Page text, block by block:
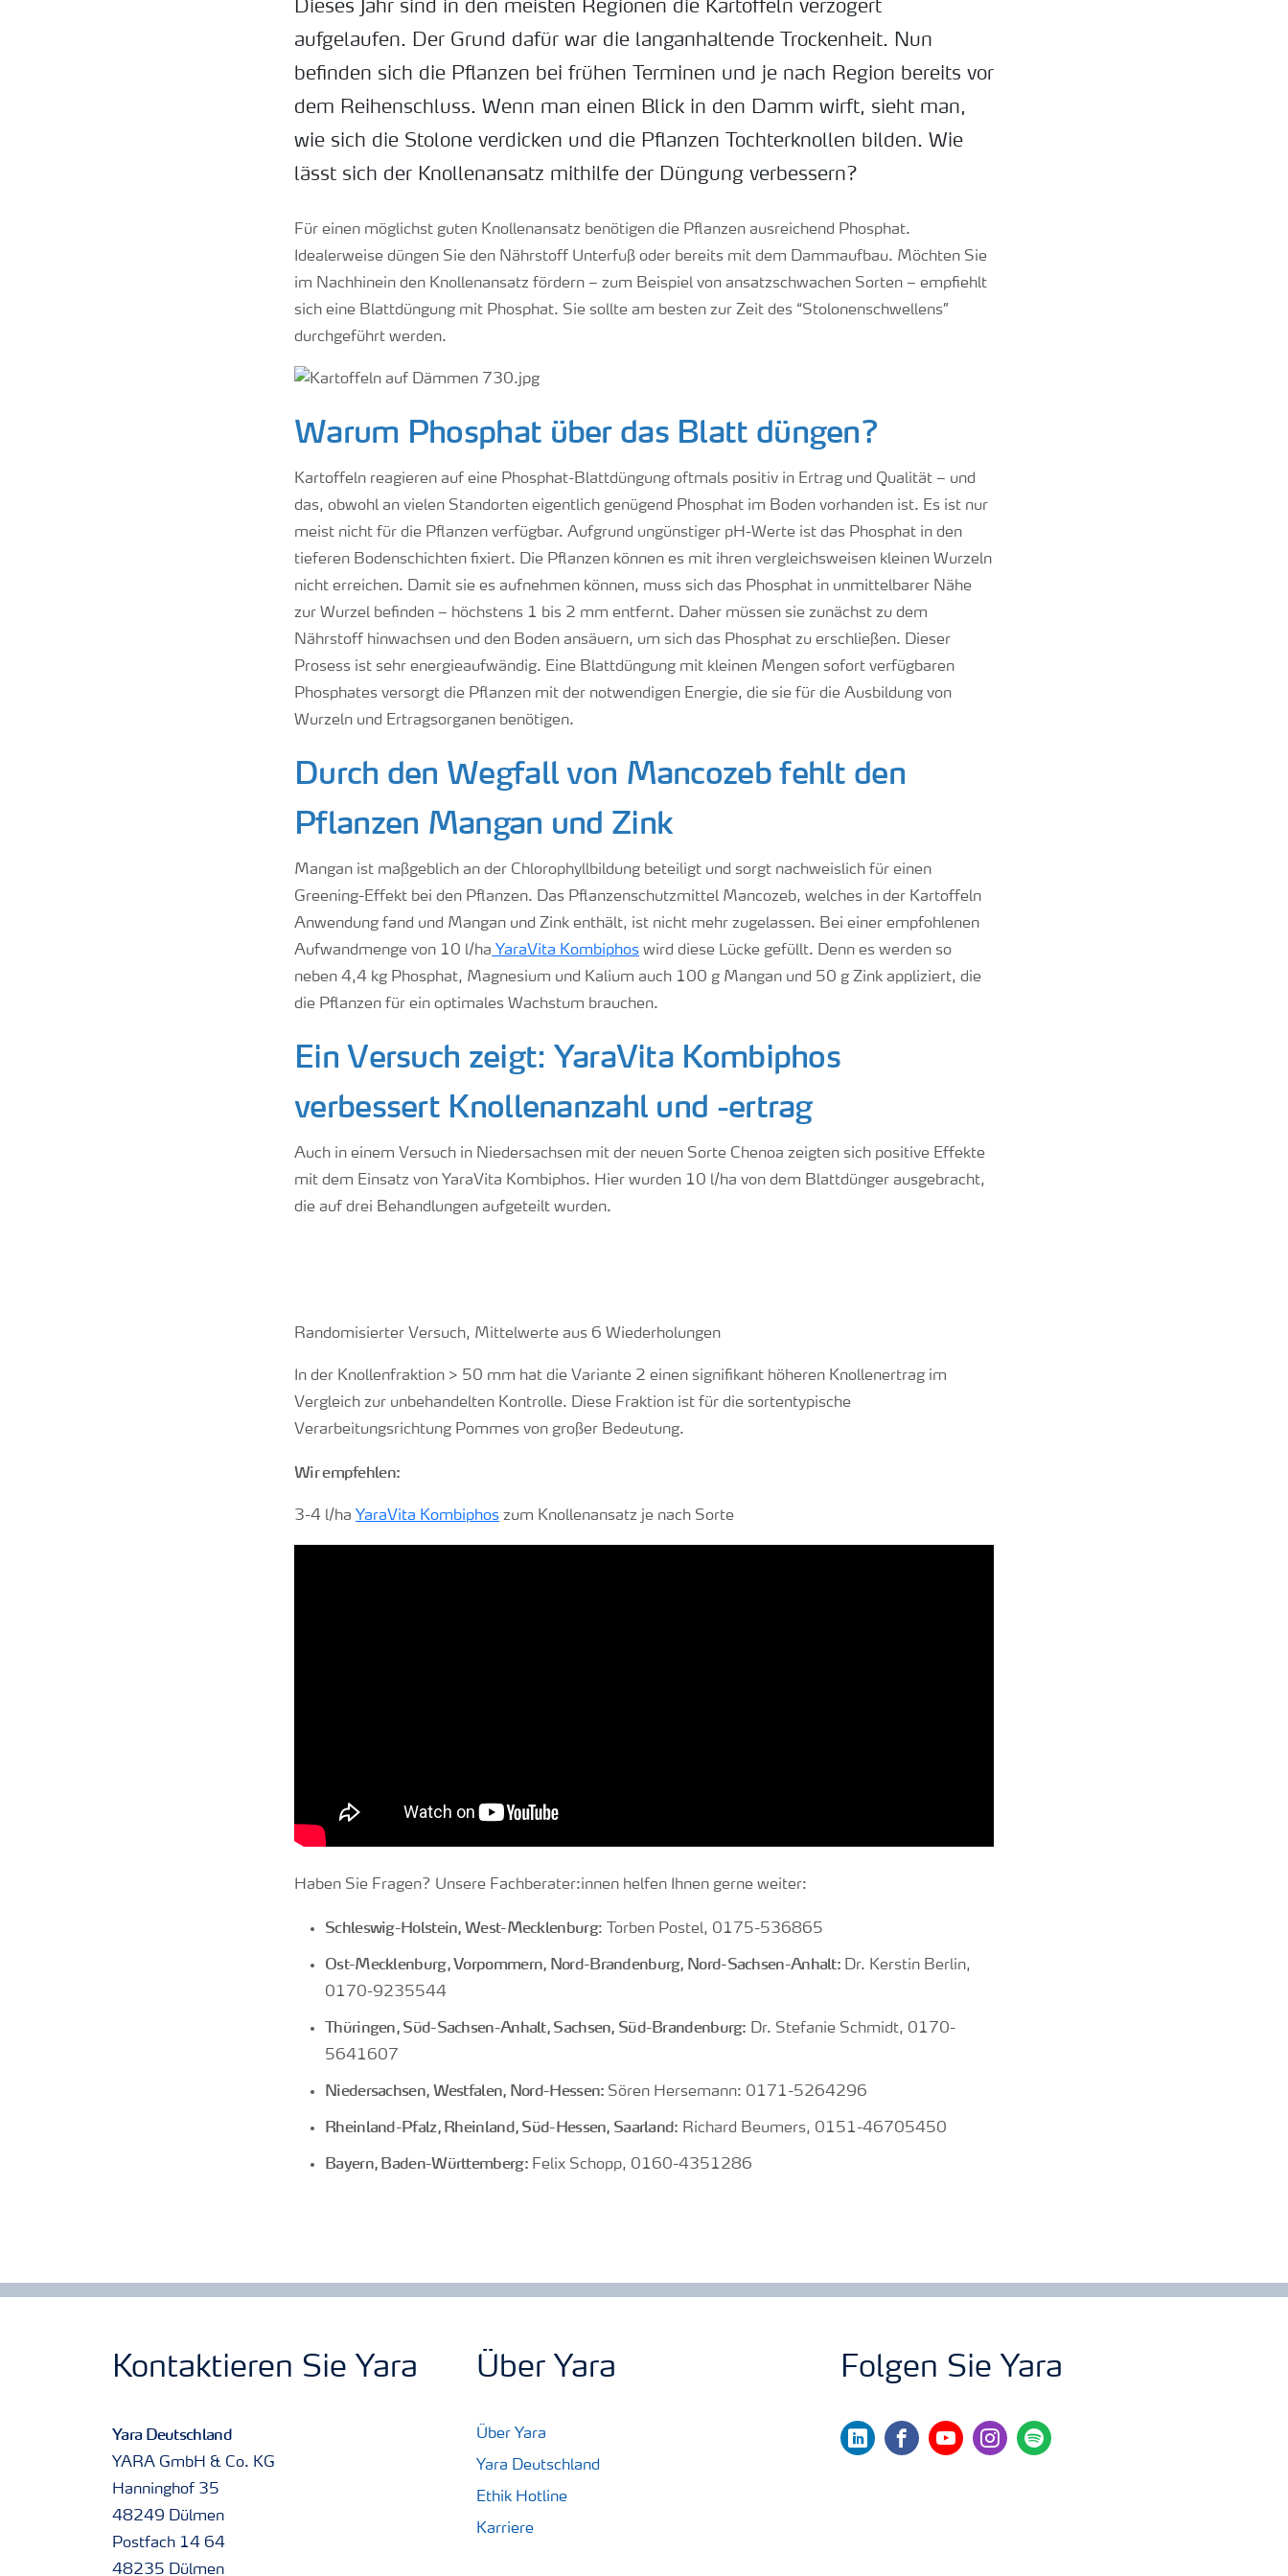
Dieses Jahr sind in den meisten Regionen die Kartoffeln verzögert
aufgelaufen. Der Grund dafür war die langanhaltende Trockenheit. Nun
befinden sich die Pflanzen bei frühen Terminen und je nach Region bereits vor
dem Reihenschluss. Wenn man einen Blick in den Damm wirft, sieht man,
wie sich die Stolone verdicken und die Pflanzen Tochterknollen bilden. Wie
lässt sich der Knollenansatz mithilfe der Düngung verbessern?
Für einen möglichst guten Knollenansatz benötigen die Pflanzen ausreichend Phosphat.
Idealerweise düngen Sie den Nährstoff Unterfuß oder bereits mit dem Dammaufbau. Möchten Sie
im Nachhinein den Knollenansatz fördern – zum Beispiel von ansatzschwachen Sorten – empfiehlt
sich eine Blattdüngung mit Phosphat. Sie sollte am besten zur Zeit des “Stolonenschwellens”
durchgeführt werden.
Warum Phosphat über das Blatt düngen?
Kartoffeln reagieren auf eine Phosphat-Blattdüngung oftmals positiv in Ertrag und Qualität – und
das, obwohl an vielen Standorten eigentlich genügend Phosphat im Boden vorhanden ist. Es ist nur
meist nicht für die Pflanzen verfügbar. Aufgrund ungünstiger pH-Werte ist das Phosphat in den
tieferen Bodenschichten fixiert. Die Pflanzen können es mit ihren vergleichsweisen kleinen Wurzeln
nicht erreichen. Damit sie es aufnehmen können, muss sich das Phosphat in unmittelbarer Nähe
zur Wurzel befinden – höchstens 1 bis 2 mm entfernt. Daher müssen sie zunächst zu dem
Nährstoff hinwachsen und den Boden ansäuern, um sich das Phosphat zu erschließen. Dieser
Prosess ist sehr energieaufwändig. Eine Blattdüngung mit kleinen Mengen sofort verfügbaren
Phosphates versorgt die Pflanzen mit der notwendigen Energie, die sie für die Ausbildung von
Wurzeln und Ertragsorganen benötigen.
Durch den Wegfall von Mancozeb fehlt den
Pflanzen Mangan und Zink
Mangan ist maßgeblich an der Chlorophyllbildung beteiligt und sorgt nachweislich für einen
Greening-Effekt bei den Pflanzen. Das Pflanzenschutzmittel Mancozeb, welches in der Kartoffeln
Anwendung fand und Mangan und Zink enthält, ist nicht mehr zugelassen. Bei einer empfohlenen
Aufwandmenge von 10 l/ha YaraVita Kombiphos wird diese Lücke gefüllt. Denn es werden so
neben 4,4 kg Phosphat, Magnesium und Kalium auch 100 g Mangan und 50 g Zink appliziert, die
die Pflanzen für ein optimales Wachstum brauchen.
Ein Versuch zeigt: YaraVita Kombiphos
verbessert Knollenanzahl und -ertrag
Auch in einem Versuch in Niedersachsen mit der neuen Sorte Chenoa zeigten sich positive Effekte
mit dem Einsatz von YaraVita Kombiphos. Hier wurden 10 l/ha von dem Blattdünger ausgebracht,
die auf drei Behandlungen aufgeteilt wurden.
Randomisierter Versuch, Mittelwerte aus 6 Wiederholungen
In der Knollenfraktion > 50 mm hat die Variante 2 einen signifikant höheren Knollenertrag im
Vergleich zur unbehandelten Kontrolle. Diese Fraktion ist für die sortentypische
Verarbeitungsrichtung Pommes von großer Bedeutung.
Wir empfehlen:
3-4 l/ha YaraVita Kombiphos zum Knollenansatz je nach Sorte
Haben Sie Fragen? Unsere Fachberater:innen helfen Ihnen gerne weiter:
Schleswig-Holstein, West-Mecklenburg: Torben Postel, 0175-536865
Ost-Mecklenburg, Vorpommern, Nord-Brandenburg, Nord-Sachsen-Anhalt: Dr. Kerstin Berlin,
0170-9235544
Thüringen, Süd-Sachsen-Anhalt, Sachsen, Süd-Brandenburg: Dr. Stefanie Schmidt, 0170-
5641607
Niedersachsen, Westfalen, Nord-Hessen: Sören Hersemann: 0171-5264296
Rheinland-Pfalz, Rheinland, Süd-Hessen, Saarland: Richard Beumers, 0151-46705450
Bayern, Baden-Württemberg:Felix Schopp, 0160-4351286
Kontaktieren Sie Yara
Yara Deutschland
YARA GmbH & Co. KG
Hanninghof 35
48249 Dülmen
Postfach 14 64
48235 Dülmen
Über Yara
Über Yara
Yara Deutschland
Ethik Hotline
Karriere
Folgen Sie Yara
linkedinfacebookyoutubeinstagram
spotify